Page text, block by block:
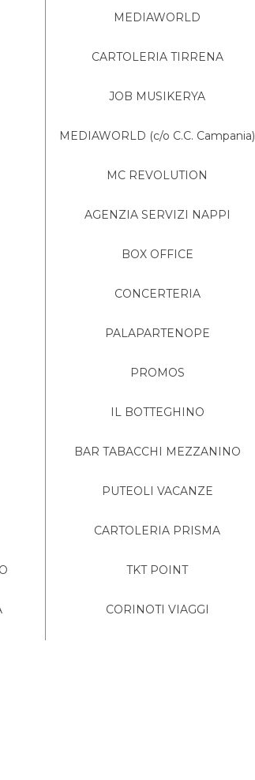
MEDIAWORLD
CARTOLERIA TIRRENA
JOB MUSIKERYA
MEDIAWORLD (c/o C.C. Campania)
MC REVOLUTION
AGENZIA SERVIZI NAPPI
BOX OFFICE
CONCERTERIA
PALAPARTENOPE
PROMOS
IL BOTTEGHINO
BAR TABACCHI MEZZANINO
PUTEOLI VACANZE
CARTOLERIA PRISMA
TKT POINT
CORINOTI VIAGGI